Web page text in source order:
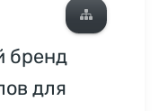
бренд
для